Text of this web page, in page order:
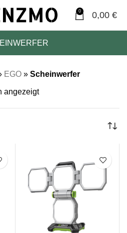
0 0,00 €
EGO » Scheinwerfer
angezeigt